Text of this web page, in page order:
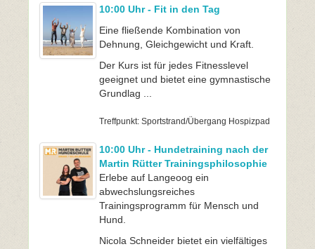
10:00 Uhr - Fit in den Tag
Eine fließende Kombination von
Dehnung, Gleichgewicht und Kraft.
Der Kurs ist für jedes Fitnesslevel
geeignet und bietet eine gymnastische
Grundlag ...
Treffpunkt: Sportstrand/Übergang Hospizpad
10:00 Uhr - Hundetraining nach der
Martin Rütter Trainingsphilosophie
Erlebe auf Langeoog ein
abwechslungsreiches
Trainingsprogramm für Mensch und
Hund.
Nicola Schneider bietet ein vielfältiges